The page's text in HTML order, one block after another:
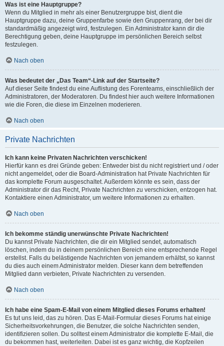
Was ist eine Hauptgruppe?
Wenn du Mitglied in mehr als einer Benutzergruppe bist, dient die
Hauptgruppe dazu, deine Gruppenfarbe sowie den Gruppenrang, der bei dir
standardmäßig angezeigt wird, festzulegen. Ein Administrator kann dir die
Berechtigung geben, deine Hauptgruppe im persönlichen Bereich selbst
festzulegen.
Nach oben
Was bedeutet der „Das Team“-Link auf der Startseite?
Auf dieser Seite findest du eine Auflistung des Forenteams, einschließlich der
Administratoren, der Moderatoren. Du findest hier auch weitere Informationen
wie die Foren, die diese im Einzelnen moderieren.
Nach oben
Private Nachrichten
Ich kann keine Privaten Nachrichten verschicken!
Hierfür kann es drei Gründe geben: Entweder bist du nicht registriert und / oder
nicht angemeldet, oder die Board-Administration hat Private Nachrichten für
das komplette Forum ausgeschaltet. Außerdem könnte es sein, dass der
Administrator dir das Recht, Private Nachrichten zu verschicken, entzogen hat.
Kontaktiere einen Administrator, um weitere Informationen zu erhalten.
Nach oben
Ich bekomme ständig unerwünschte Private Nachrichten!
Du kannst Private Nachrichten, die dir ein Mitglied sendet, automatisch
löschen, indem du in deinem persönlichen Bereich eine entsprechende Regel
erstellst. Falls du belästigende Nachrichten von jemandem erhältst, so kannst
du dies auch einem Administrator melden. Dieser kann dem betreffenden
Mitglied dann verbieten, Private Nachrichten zu versenden.
Nach oben
Ich habe eine Spam-E-Mail von einem Mitglied dieses Forums erhalten!
Es tut uns leid, das zu hören. Das E-Mail-Formular dieses Forums hat einige
Sicherheitsvorkehrungen, die Benutzer, die solche Nachrichten senden,
identifizieren sollen. Du solltest einem Administrator die komplette E-Mail, die
du bekommen hast, weiterleiten. Dabei ist es ganz wichtig, die Kopfzeilen